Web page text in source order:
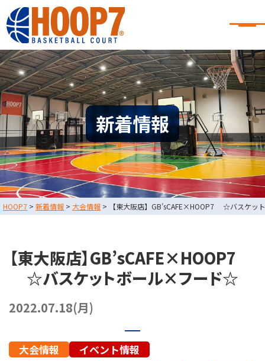
大阪・東大阪・堺のバスケコートレンタル｜HOOP7
大阪・東大阪・堺のバスケコート
レンタル｜HOOP7
HOME
初めての方へ
東大阪店
堺店
大会・イベント情報
HOOPERSスクール
バスケ×BBQ
お知らせ
スタッフブログ
お問い合わせ
利用規約
運営会社情報
採用情報
TEL. 0729-65-6060
堺店 TEL.072-249-8382
コート利用予約
新着情報
HOOP7 > 新着情報 > 大会情報 > 【東大阪店】GB’sCAFE×HOOP7 ☆バスケ
【東大阪店】GB’sCAFE×HOOP7
☆バスケットボール×フード☆
2022.07.18(月)
大会情報 イベント情報